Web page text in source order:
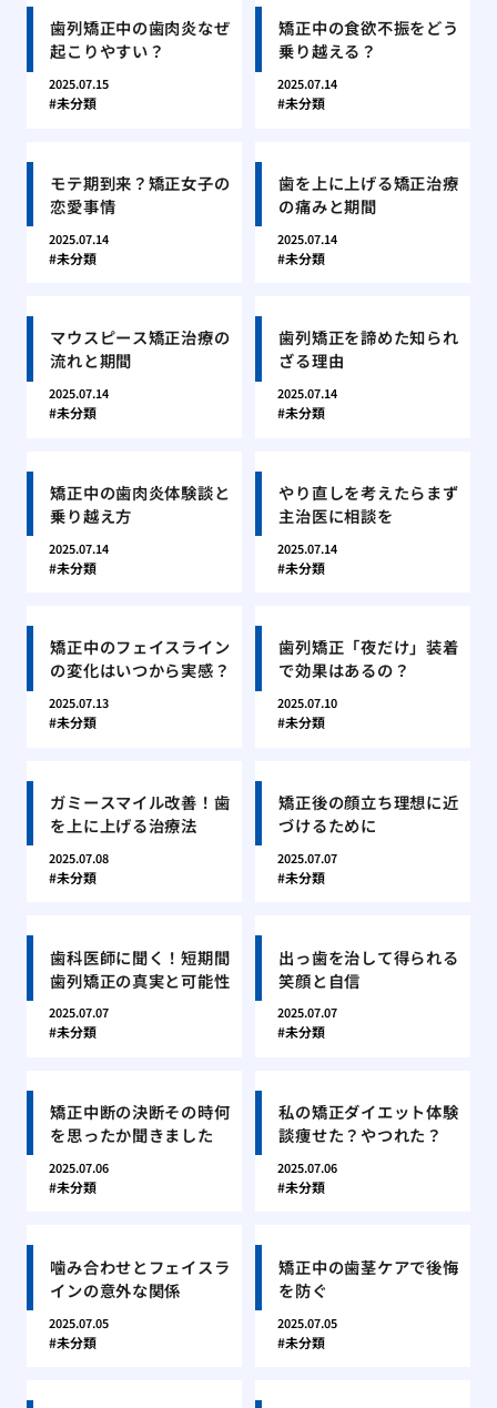
歯列矯正中の歯肉炎なぜ
起こりやすい？
2025.07.15
未分類
矯正中の食欲不振をどう
乗り越える？
2025.07.14
未分類
モテ期到来？矯正女子の
恋愛事情
2025.07.14
未分類
歯を上に上げる矯正治療
の痛みと期間
2025.07.14
未分類
マウスピース矯正治療の
流れと期間
2025.07.14
未分類
歯列矯正を諦めた知られ
ざる理由
2025.07.14
未分類
矯正中の歯肉炎体験談と
乗り越え方
2025.07.14
未分類
やり直しを考えたらまず
主治医に相談を
2025.07.14
未分類
矯正中のフェイスライン
の変化はいつから実感？
2025.07.13
未分類
歯列矯正「夜だけ」装着
で効果はあるの？
2025.07.10
未分類
ガミースマイル改善！歯
を上に上げる治療法
2025.07.08
未分類
矯正後の顔立ち理想に近
づけるために
2025.07.07
未分類
歯科医師に聞く！短期間
歯列矯正の真実と可能性
2025.07.07
未分類
出っ歯を治して得られる
笑顔と自信
2025.07.07
未分類
矯正中断の決断その時何
を思ったか聞きました
2025.07.06
未分類
私の矯正ダイエット体験
談痩せた？やつれた？
2025.07.06
未分類
噛み合わせとフェイスラ
インの意外な関係
2025.07.05
未分類
矯正中の歯茎ケアで後悔
を防ぐ
2025.07.05
未分類